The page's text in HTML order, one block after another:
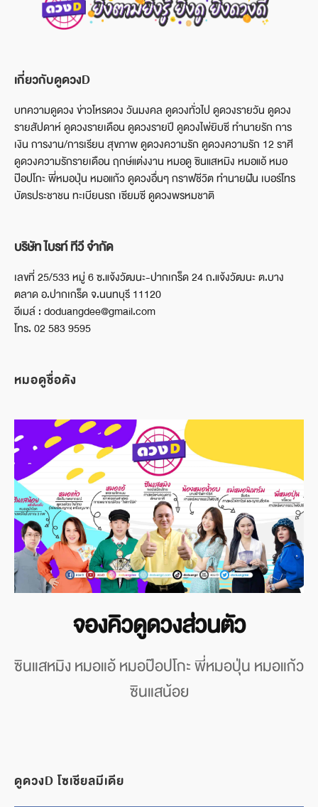
เกี่ยวกับดูดวงD
บทความดูดวง ข่าวโหรดวง วันมงคล ดูดวงทั่วไป ดูดวงรายวัน ดูดวง
รายสัปดาห์ ดูดวงรายเดือน ดูดวงรายปี ดูดวงไพ่ยิบซี ทำนายรัก การ
เงิน การงาน/การเรียน สุขภาพ ดูดวงความรัก ดูดวงความรัก 12 ราศี
ดูดวงความรักรายเดือน ฤกษ์แต่งงาน หมอดู ซินแสหมิง หมอแอ้ หมอ
ป๊อปโกะ พี่หมอปุ่น หมอแก้ว ดูดวงอื่นๆ กราฟชีวิต ทำนายฝัน เบอร์โทร
บัตรประชาชน ทะเบียนรถ เซียมซี ดูดวงพรหมชาติ
บริษัท ไบรท์ ทีวี จำกัด
เลขที่ 25/533 หมู่ 6 ซ.แจ้งวัฒนะ-ปากเกร็ด 24 ถ.แจ้งวัฒนะ ต.บาง
ตลาด อ.ปากเกร็ด จ.นนทบุรี 11120
อีเมล์ : doduangdee@gmail.com
โทร. 02 583 9595
หมอดูชื่อดัง
จองคิวดูดวงส่วนตัว
ซินแสหมิง หมอแอ้ หมอป๊อปโกะ พี่หมอปุ่น หมอแก้ว
ซินแสน้อย
ดูดวงD โซเชียลมีเดีย